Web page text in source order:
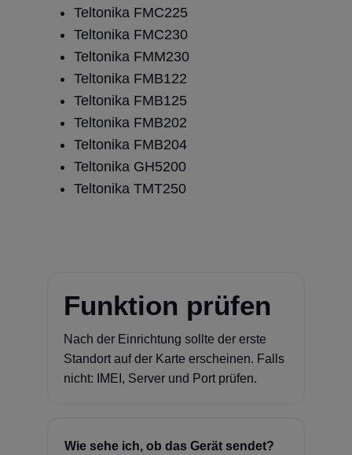
Teltonika FMC225
Teltonika FMC230
Teltonika FMM230
Teltonika FMB122
Teltonika FMB125
Teltonika FMB202
Teltonika FMB204
Teltonika GH5200
Teltonika TMT250
Funktion prüfen
Nach der Einrichtung sollte der erste
Standort auf der Karte erscheinen. Falls
nicht: IMEI, Server und Port prüfen.
Wie sehe ich, ob das Gerät sendet?